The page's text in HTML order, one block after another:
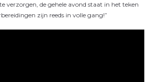
verzorgen, de gehele avond staat in het teken
zijn reeds in volle gang!”